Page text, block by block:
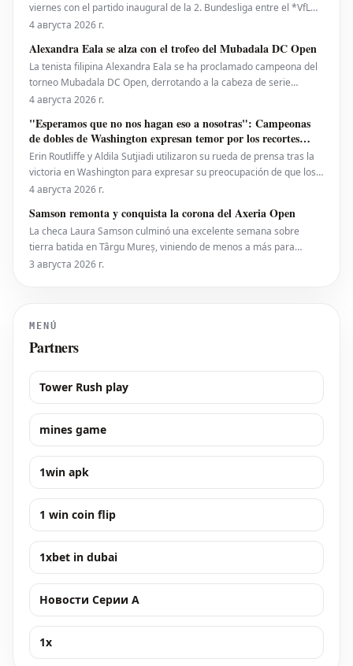
viernes con el partido inaugural de la 2. Bundesliga entre el *VfL
Bochum* y el *Hertha BSC*. El encuentro será dirigido por
y **Martin Speckner**. **Tom Bauer** eje
4 августа 2026 г.
Alexandra Eala se alza con el trofeo del Mubadala DC Open
La tenista filipina Alexandra Eala se ha proclamado campeona del
torneo Mubadala DC Open, derrotando a la cabeza de serie
número uno, la estadounidense Jessica Pegula, con un marcador
puesto 28 del ranking mundial, demostró su
4 августа 2026 г.
"Esperamos que no nos hagan eso a nosotras": Campeonas
de dobles de Washington expresan temor por los recortes
propuestos por la ATP que se extienden a la WTA
Erin Routliffe y Aldila Sutjiadi utilizaron su rueda de prensa tras la
victoria en Washington para expresar su preocupación de que los
recortes propuestos por la ATP en dobles puedan llegar
iniciativa separada de la ATP para colocar
4 августа 2026 г.
Samson remonta y conquista la corona del Axeria Open
La checa Laura Samson culminó una excelente semana sobre
tierra batida en Târgu Mureș, viniendo de menos a más para
derrotar a la máxima favorita, la española Kaitlin Quevedo, por 2-6,
3 августа 2026 г.
MENÚ
Partners
Tower Rush play
mines game
1win apk
1 win coin flip
1xbet in dubai
Новости Серии А
1x